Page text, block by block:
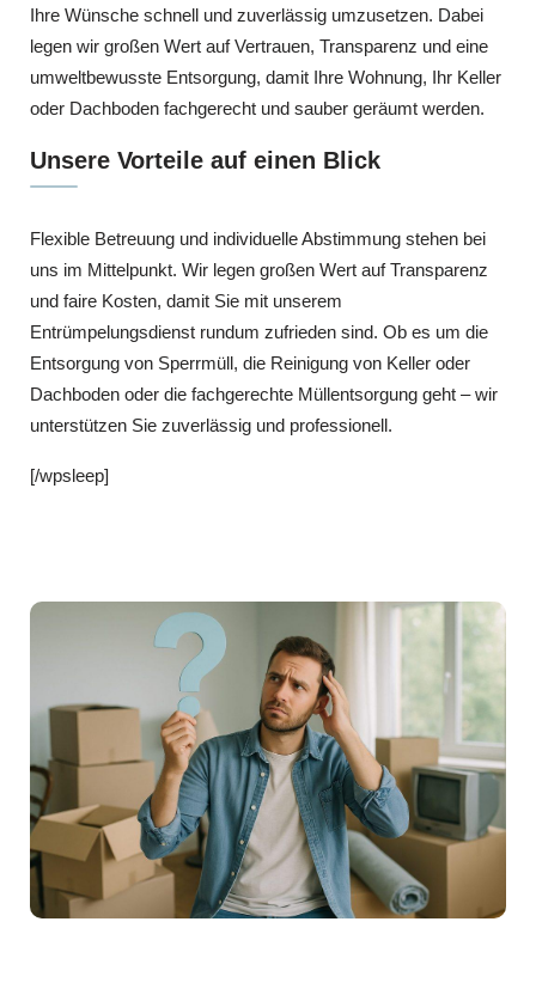
Ihre Wünsche schnell und zuverlässig umzusetzen. Dabei
legen wir großen Wert auf Vertrauen, Transparenz und eine
umweltbewusste Entsorgung, damit Ihre Wohnung, Ihr Keller
oder Dachboden fachgerecht und sauber geräumt werden.
Unsere Vorteile auf einen Blick
Flexible Betreuung und individuelle Abstimmung stehen bei
uns im Mittelpunkt. Wir legen großen Wert auf Transparenz
und faire Kosten, damit Sie mit unserem
Entrümpelungsdienst rundum zufrieden sind. Ob es um die
Entsorgung von Sperrmüll, die Reinigung von Keller oder
Dachboden oder die fachgerechte Müllentsorgung geht – wir
unterstützen Sie zuverlässig und professionell.
[/wpsleep]